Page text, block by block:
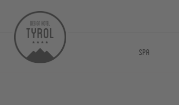
Spa